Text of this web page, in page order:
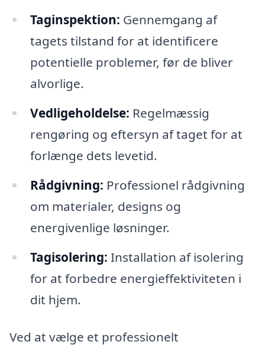
Taginspektion: Gennemgang af
tagets tilstand for at identificere
potentielle problemer, før de bliver
alvorlige.
Vedligeholdelse: Regelmæssig
rengøring og eftersyn af taget for at
forlænge dets levetid.
Rådgivning: Professionel rådgivning
om materialer, designs og
energivenlige løsninger.
Tagisolering: Installation af isolering
for at forbedre energieffektiviteten i
dit hjem.
Ved at vælge et professionelt